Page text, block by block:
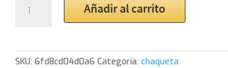
Napoles
cantidad
Añadir al carrito
SKU:6fd8cd04d0a6 Categoría:chaqueta